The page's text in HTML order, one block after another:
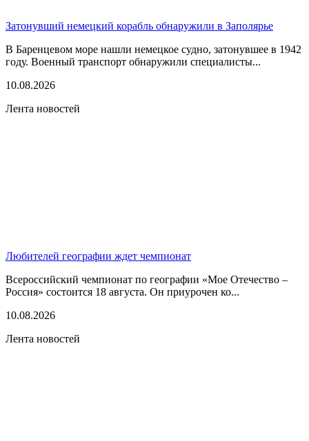
Затонувший немецкий корабль обнаружили в Заполярье
В Баренцевом море нашли немецкое судно, затонувшее в 1942
году. Военный транспорт обнаружили специалисты...
10.08.2026
Лента новостей
Любителей географии ждет чемпионат
Всероссийский чемпионат по географии «Мое Отечество –
Россия» состоится 18 августа. Он приурочен ко...
10.08.2026
Лента новостей